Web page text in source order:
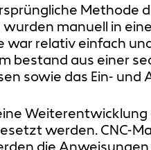
manuell in
relativ einfach
bestand aus einer
sowie das Ein-
werden. CNC-
die